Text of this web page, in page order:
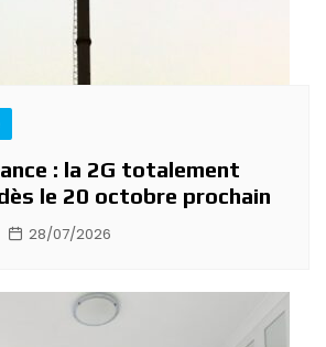
: la 2G totalement
le 20 octobre prochain
28/07/2026